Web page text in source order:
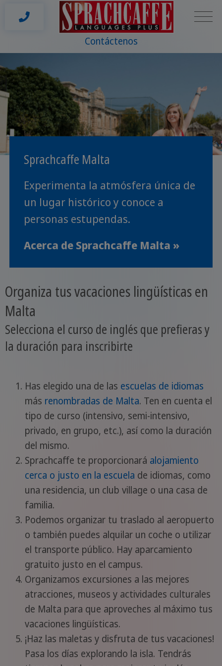
Contáctenos
Sprachcaffe Malta
Experimenta la atmósfera única de
un lugar histórico y conoce a
personas estupendas.
Acerca de Sprachcaffe Malta »
Organiza tus vacaciones lingüísticas en
Malta
Selecciona el curso de inglés que prefieras y
la duración para inscribirte
Has elegido una de las escuelas de idiomas
más renombradas de Malta. Ten en cuenta el
tipo de curso (intensivo, semi-intensivo,
privado, en grupo, etc.), así como la duración
del mismo.
Sprachcaffe te proporcionará alojamiento
cerca o justo en la escuela de idiomas, como
una residencia, un club village o una casa de
familia.
Podemos organizar tu traslado al aeropuerto
o también puedes alquilar un coche o utilizar
el transporte público. Hay aparcamiento
gratuito justo en el campus.
Organizamos excursiones a las mejores
atracciones, museos y actividades culturales
de Malta para que aproveches al máximo tus
vacaciones lingüísticas.
¡Haz las maletas y disfruta de tus vacaciones!
Pasa los días explorando la isla. Tendrás